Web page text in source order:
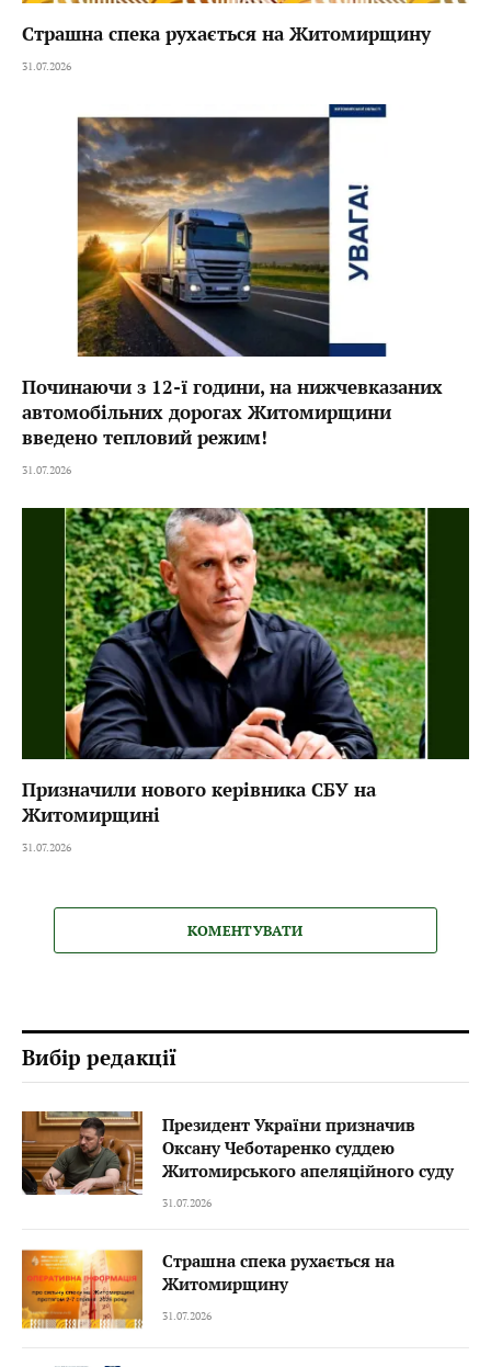
Страшна спека рухається на Житомирщину
31.07.2026
Починаючи з 12-ї години, на нижчевказаних
автомобільних дорогах Житомирщини
введено тепловий режим!
31.07.2026
Призначили нового керівника СБУ на
Житомирщині
31.07.2026
КОМЕНТУВАТИ
Вибір редакції
Президент України призначив
Оксану Чеботаренко суддею
Житомирського апеляційного суду
31.07.2026
Страшна спека рухається на
Житомирщину
31.07.2026